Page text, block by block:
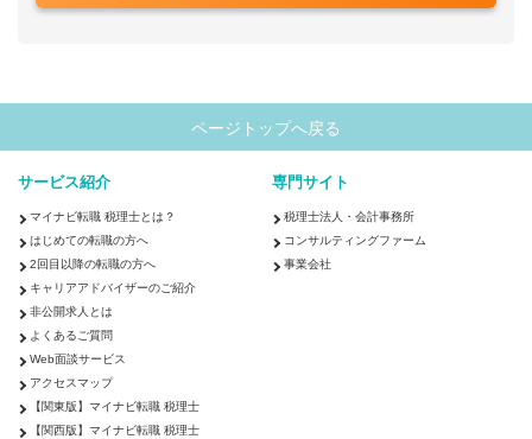
ページトップへ戻る
サービス紹介
マイナビ転職 税理士とは？
はじめての転職の方へ
2回目以降の転職の方へ
キャリアアドバイザーのご紹介
非公開求人とは
よくあるご質問
Web面談サービス
アクセスマップ
【関東版】マイナビ転職 税理士
【関西版】マイナビ転職 税理士
専門サイト
税理士法人・会計事務所
コンサルティングファーム
事業会社